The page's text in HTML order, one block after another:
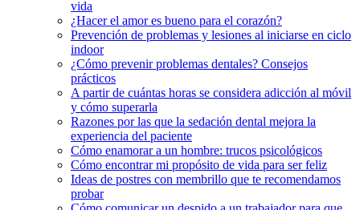
vida
¿Hacer el amor es bueno para el corazón?
Prevención de problemas y lesiones al iniciarse en ciclo
indoor
¿Cómo prevenir problemas dentales? Consejos
prácticos
A partir de cuántas horas se considera adicción al móvil
y cómo superarla
Razones por las que la sedación dental mejora la
experiencia del paciente
Cómo enamorar a un hombre: trucos psicológicos
Cómo encontrar mi propósito de vida para ser feliz
Ideas de postres con membrillo que te recomendamos
probar